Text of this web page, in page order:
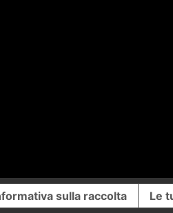
sulla raccolta Le